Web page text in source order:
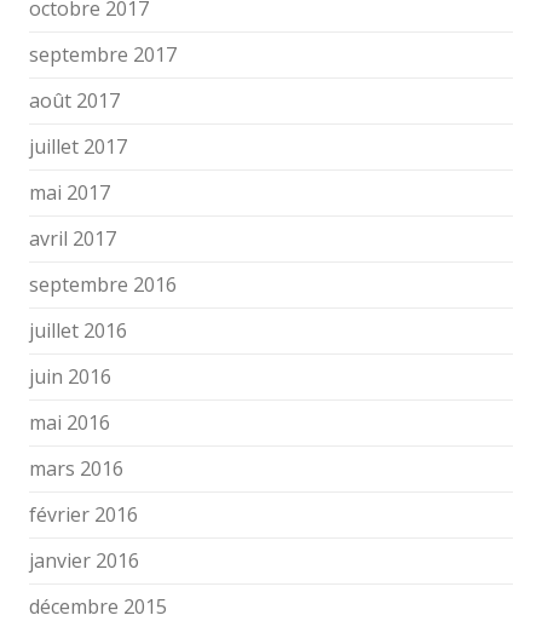
octobre 2017
septembre 2017
août 2017
juillet 2017
mai 2017
avril 2017
septembre 2016
juillet 2016
juin 2016
mai 2016
mars 2016
février 2016
janvier 2016
décembre 2015